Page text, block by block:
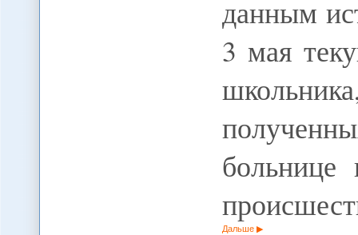
данным
3 мая
больнице
Дальше